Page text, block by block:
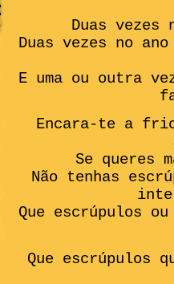
Duas vezes
Duas vezes no
E uma ou outra
Encara-te a
Se queres
Não tenhas
Que escrúpulos
Que escrúpulos